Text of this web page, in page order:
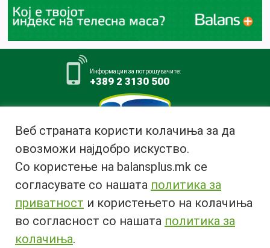
Информации за потрошувачите:
+389 2 3130 500
Млекара АД Битола
ул. Ѓурчин Наумов Пљакот бр.1,
7000 Битола, Република
Македонија
Тел:+389 47 226 380
Факс: +389 47 237 073
Веб страната користи колачиња за да
овозможи најдобро искуство.
Со користење на balansplus.mk се
согласувате со нашата политика за
приватност и користењето на колачиња
во согласност со нашата политика за
колачиња.